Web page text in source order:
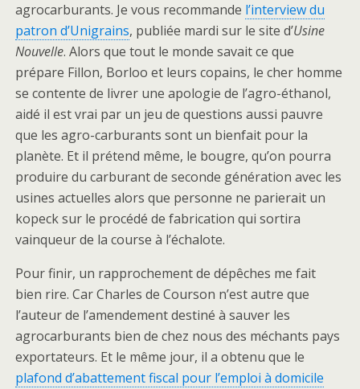
agrocarburants. Je vous recommande l’interview du
patron d’Unigrains, publiée mardi sur le site d’Usine
Nouvelle. Alors que tout le monde savait ce que
prépare Fillon, Borloo et leurs copains, le cher homme
se contente de livrer une apologie de l’agro-éthanol,
aidé il est vrai par un jeu de questions aussi pauvre
que les agro-carburants sont un bienfait pour la
planète. Et il prétend même, le bougre, qu’on pourra
produire du carburant de seconde génération avec les
usines actuelles alors que personne ne parierait un
kopeck sur le procédé de fabrication qui sortira
vainqueur de la course à l’échalote.
Pour finir, un rapprochement de dépêches me fait
bien rire. Car Charles de Courson n’est autre que
l’auteur de l’amendement destiné à sauver les
agrocarburants bien de chez nous des méchants pays
exportateurs. Et le même jour, il a obtenu que le
plafond d’abattement fiscal pour l’emploi à domicile